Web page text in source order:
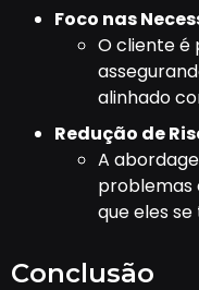
Foco nas
O cliente é
alinhado
Redução de
A
problemas
que eles
Conclusão